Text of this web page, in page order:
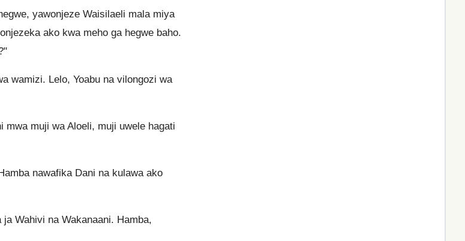
yawonjeze Waisilaeli mala miya
ako kwa meho ga hegwe baho.
wamizi. Lelo, Yoabu na vilongozi wa
mwa muji wa Aloeli, muji uwele hagati
nawafika Dani na kulawa ako
Wahivi na Wakanaani. Hamba,